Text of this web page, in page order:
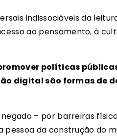
indissociáveis da
ao pensamento, à
políticas
digital são formas de
– por barreiras
pessoa da construção do